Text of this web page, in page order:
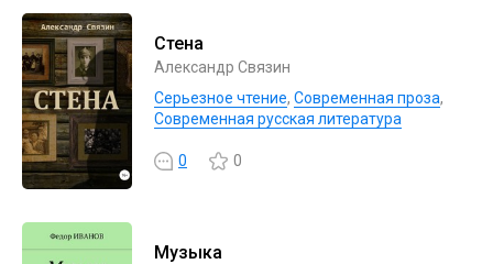
Стена
Александр Связин
Серьезное чтение, Современная проза,
Современная русская литература
0 0
Музыка